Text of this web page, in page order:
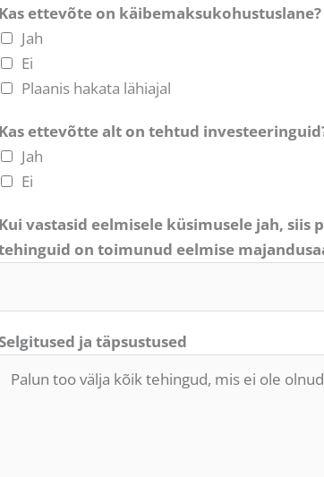
Kas ettevõte on käibemaksukohustuslane?
Jah
Ei
Plaanis hakata lähiajal
Kas ettevõtte alt on tehtud
Jah
Ei
Kui vastasid eelmisele küsimusele jah,
on toimunud eelmise
ja täpsustused